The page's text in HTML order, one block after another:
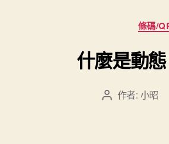
條碼/
什麼是動
文 作者: 小昭